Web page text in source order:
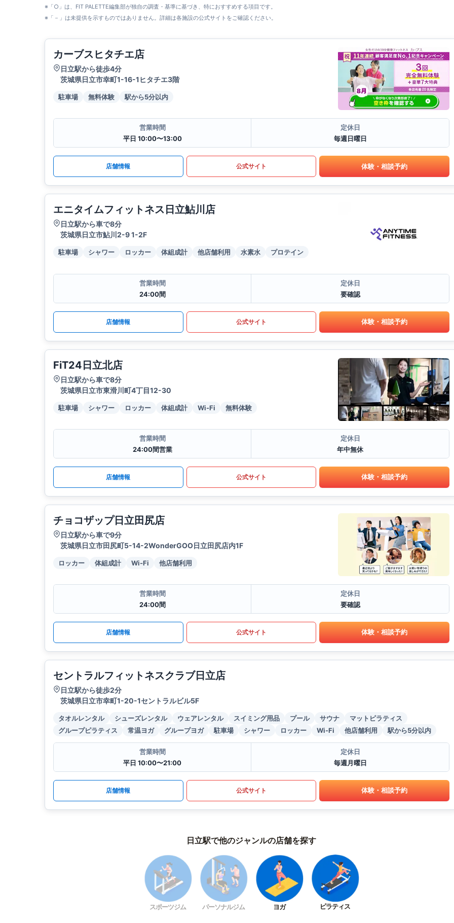
※「○」は、FIT PALETTE編集部が独自の調査・基準に基づき、特におすすめする項目です。
※「－」は未提供を示すものではありません。詳細は各施設の公式サイトをご確認ください。
カーブスヒタチエ店
日立駅から徒歩4分
茨城県日立市幸町1-16-1ヒタチエ3階
駐車場 無料体験 駅から5分以内
営業時間
平日 10:00〜13:00
定休日
毎週日曜日
店舗情報 公式サイト 体験・相談予約
エニタイムフィットネス日立鮎川店
日立駅から車で8分
茨城県日立市鮎川2-9 1-2F
駐車場 シャワー ロッカー 体組成計 他店舗利用 水素水 プロテイン
営業時間
24:00間
定休日
要確認
店舗情報 公式サイト 体験・相談予約
FiT24日立北店
日立駅から車で8分
茨城県日立市東滑川町4丁目12-30
駐車場 シャワー ロッカー 体組成計 Wi-Fi 無料体験
営業時間
24:00間営業
定休日
年中無休
店舗情報 公式サイト 体験・相談予約
チョコザップ日立田尻店
日立駅から車で9分
茨城県日立市田尻町5-14-2WonderGOO日立田尻店内1F
ロッカー 体組成計 Wi-Fi 他店舗利用
営業時間
24:00間
定休日
要確認
店舗情報 公式サイト 体験・相談予約
セントラルフィットネスクラブ日立店
日立駅から徒歩2分
茨城県日立市幸町1-20-1セントラルビル5F
タオルレンタル シューズレンタル ウェアレンタル スイミング用品 プール サウナ
マットピラティス
グループピラティス
常温ヨガ グループヨガ 駐車場 シャワー ロッカー Wi-Fi 他店舗利用 駅から5分以内
営業時間
平日 10:00〜21:00
定休日
毎週月曜日
店舗情報 公式サイト 体験・相談予約
日立駅で他のジャンルの店舗を探す
スポーツジム パーソナルジム ヨガ ピラティス